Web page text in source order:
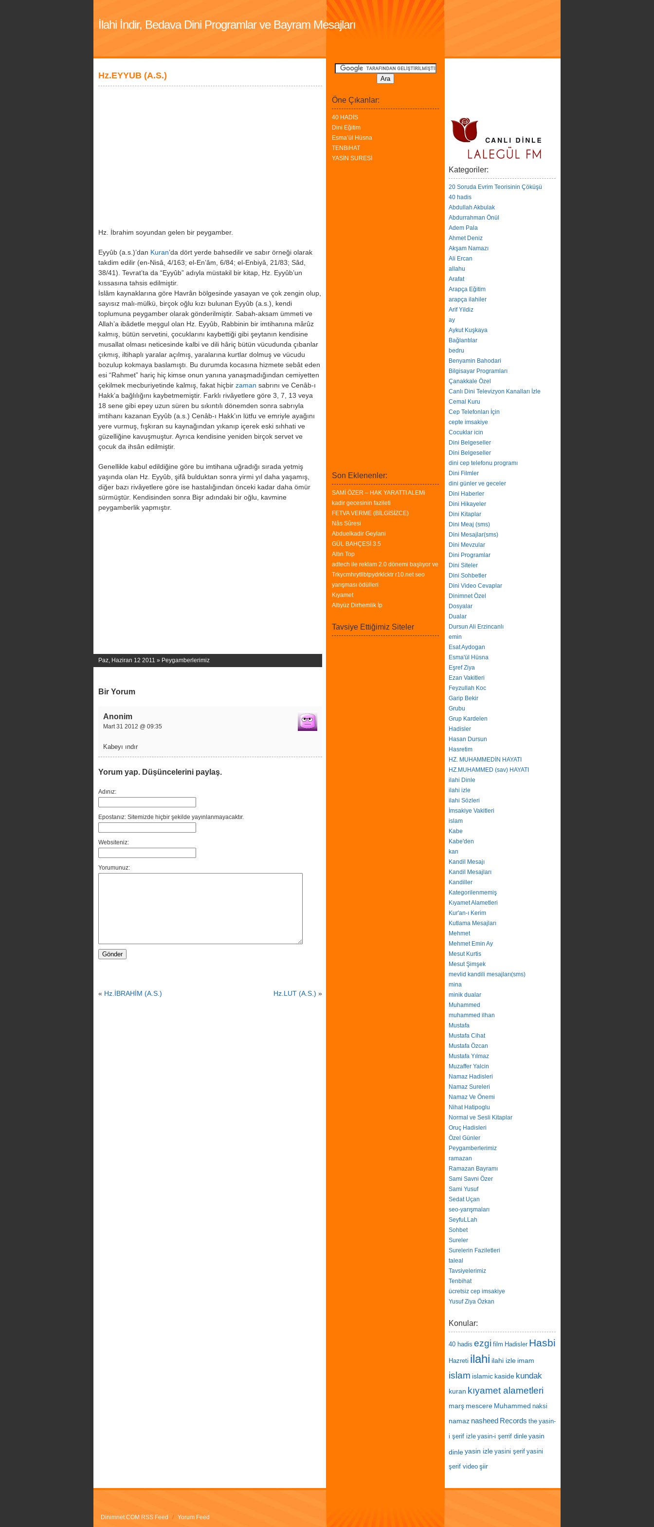
İlahi İndir, Bedava Dini Programlar ve Bayram Mesajları
Hz.EYYUB (A.S.)
Hz. İbrahim soyundan gelen bir peygamber.
Eyyûb (a.s.)’dan Kuran’da dört yerde bahsedilir ve sabır örneği olarak
takdim edilir (en-Nisâ, 4/163; el-En’âm, 6/84; el-Enbiyâ, 21/83; Sâd,
38/41). Tevrat’ta da “Eyyûb” adıyla müstakil bir kitap, Hz. Eyyûb’un
kıssasına tahsis edilmiştir.
İslâm kaynaklarına göre Havrân bölgesinde yasayan ve çok zengin olup,
sayısız malı-mülkü, birçok oğlu kızı bulunan Eyyûb (a.s.), kendi
toplumuna peygamber olarak gönderilmiştir. Sabah-aksam ümmeti ve
Allah’a ibâdetle meşgul olan Hz. Eyyûb, Rabbinin bir imtihanına mârûz
kalmış, bütün servetini, çocuklarını kaybettiği gibi şeytanın kendisine
musallat olması neticesinde kalbi ve dili hâriç bütün vücudunda çıbanlar
çıkmış, iltihaplı yaralar açılmış, yaralarına kurtlar dolmuş ve vücudu
bozulup kokmaya baslamıştı. Bu durumda kocasına hizmete sebât eden
esi “Rahmet” hariç hiç kimse onun yanına yanaşmadığından cemiyetten
çekilmek mecburiyetinde kalmış, fakat hiçbir zaman sabrını ve Cenâb-ı
Hakk’a bağlılığını kaybetmemiştir. Farklı rivâyetlere göre 3, 7, 13 veya
18 sene gibi epey uzun süren bu sıkıntılı dönemden sonra sabrıyla
imtihanı kazanan Eyyûb (a.s.) Cenâb-ı Hakk’ın lütfu ve emriyle ayağını
yere vurmuş, fışkıran su kaynağından yıkanıp içerek eski sıhhati ve
güzelliğine kavuşmuştur. Ayrıca kendisine yeniden birçok servet ve
çocuk da ihsân edilmiştir.
Genellikle kabul edildiğine göre bu imtihana uğradığı sırada yetmiş
yaşında olan Hz. Eyyûb, şifâ bulduktan sonra yirmi yıl daha yaşamış,
diğer bazı rivâyetlere göre ise hastalığından önceki kadar daha ömür
sürmüştür. Kendisinden sonra Bişr adındaki bir oğlu, kavmine
peygamberlik yapmıştır.
Paz, Haziran 12 2011 » Peygamberlerimiz
Bir Yorum
Anonim
Mart 31 2012 @ 09:35
Kabeyı ındır
Yorum yap. Düşüncelerini paylaş.
Adınız:
Epostanız: Sitemizde hiçbir şekilde yayınlanmayacaktır.
Websiteniz:
Yorumunuz:
« Hz.İBRAHİM (A.S.) Hz.LUT (A.S.) »
Öne Çıkanlar:
40 HADİS
Dini Eğitim
Esma’ül Hüsna
TENBiHAT
YASİN SURESİ
Son Eklenenler:
SAMİ ÖZER – HAK YARATTI ALEMi
kadir gecesinin fazileti
FETVA VERME (BİLGİSİZCE)
Nâs Sûresi
Abduelkadir Geylani
GÜL BAHÇESİ 3.5
Altın Top
adtech ile reklam 2.0 dönemi başlıyor ve
Trkycmhrytllbtpydrklcktr r10.net seo
yarışması ödülleri
Kıyamet
Altıyüz Dirhemlik İp
Tavsiye Ettiğimiz Siteler
Kategoriler:
20 Soruda Evrim Teorisinin Çöküşü
40 hadis
Abdullah Akbulak
Abdurrahman Önül
Adem Pala
Ahmet Deniz
Akşam Namazı
Ali Ercan
allahu
Arafat
Arapça Eğitim
arapça ilahiler
Arif Yildiz
ay
Aykut Kuşkaya
Bağlantılar
bedru
Benyamin Bahodari
Bilgisayar Programları
Çanakkale Özel
Canlı Dini Televizyon Kanalları İzle
Cemal Kuru
Cep Telefonları İçin
cepte imsakiye
Cocuklar icin
Dini Belgeseller
Dini Belgeseller
dini cep telefonu programı
Dini Filmler
dini günler ve geceler
Dini Haberler
Dini Hikayeler
Dini Kitaplar
Dini Meaj (sms)
Dini Mesajlar(sms)
Dini Mevzular
Dini Programlar
Dini Siteler
Dini Sohbetler
Dini Video Cevaplar
Dinimnet Özel
Dosyalar
Dualar
Dursun Ali Erzincanlı
emin
Esat Aydogan
Esma'ül Hüsna
Eşref Ziya
Ezan Vakitleri
Feyzullah Koc
Garip Bekir
Grubu
Grup Kardelen
Hadisler
Hasan Dursun
Hasretim
HZ. MUHAMMEDİN HAYATI
HZ.MUHAMMED (sav) HAYATI
ilahi Dinle
ilahi izle
ilahi Sözleri
İmsakiye Vakitleri
islam
Kabe
Kabe'den
kan
Kandil Mesajı
Kandil Mesajları
Kandiller
Kategorilenmemiş
Kıyamet Alametleri
Kur'an-ı Kerim
Kutlama Mesajları
Mehmet
Mehmet Emin Ay
Mesut Kurtis
Mesut Şimşek
mevlid kandili mesajları(sms)
mina
minik dualar
Muhammed
muhammed ilhan
Mustafa
Mustafa Cihat
Mustafa Özcan
Mustafa Yılmaz
Muzaffer Yalcin
Namaz Hadisleri
Namaz Sureleri
Namaz Ve Önemi
Nihat Hatipoglu
Normal ve Sesli Kitaplar
Oruç Hadisleri
Özel Günler
Peygamberlerimiz
ramazan
Ramazan Bayramı
Sami Savni Özer
Sami Yusuf
Sedat Uçan
seo-yarışmaları
SeyfuLLah
Sohbet
Sureler
Surelerin Faziletleri
taleal
Tavsiyelerimiz
Tenbihat
ücretsiz cep imsakiye
Yusuf Ziya Özkan
Konular:
40 hadis ezgi film Hadisler Hasbi
Hazreti ilahi ilahi izle imam
islam islamic kaside kundak
kuran kıyamet alametleri
marş mescere Muhammed naksi
namaz nasheed Records the yasin-
i şerif izle yasin-i şerrif dinle yasin
dinle yasin izle yasini şerif yasini
şerif video şiir
Dinimnet.COM RSS Feed / Yorum Feed